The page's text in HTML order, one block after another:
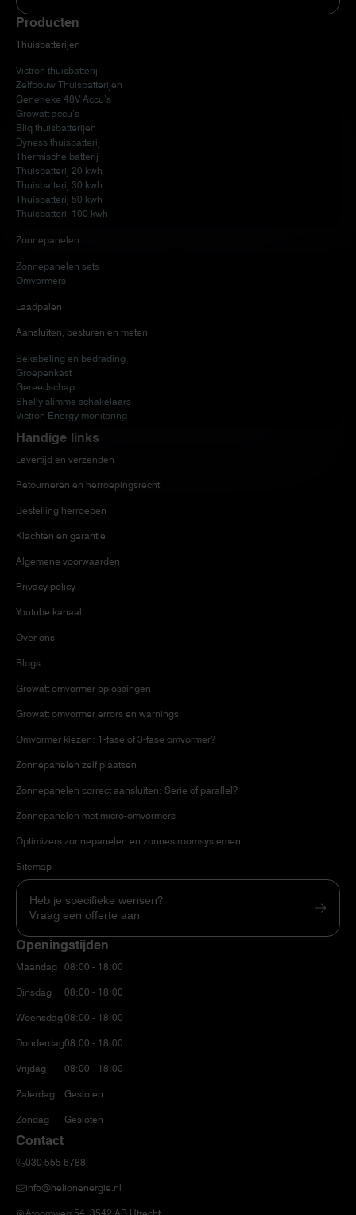
Producten
Thuisbatterijen
Victron thuisbatterij
Zelfbouw Thuisbatterijen
Generieke 48V Accu’s
Growatt accu’s
Bliq thuisbatterijen
Dyness thuisbatterij
Thermische batterij
Thuisbatterij 20 kwh
Thuisbatterij 30 kwh
Thuisbatterij 50 kwh
Thuisbatterij 100 kwh
Zonnepanelen
Zonnepanelen sets
Omvormers
Laadpalen
Aansluiten, besturen en meten
Bekabeling en bedrading
Groepenkast
Gereedschap
Shelly slimme schakelaars
Victron Energy monitoring
Handige links
Levertijd en verzenden
Retourneren en herroepingsrecht
Bestelling herroepen
Klachten en garantie
Algemene voorwaarden
Privacy policy
Youtube kanaal
Over ons
Blogs
Growatt omvormer oplossingen
Growatt omvormer errors en warnings
Omvormer kiezen: 1-fase of 3-fase omvormer?
Zonnepanelen zelf plaatsen
Zonnepanelen correct aansluiten: Serie of parallel?
Zonnepanelen met micro-omvormers
Optimizers zonnepanelen en zonnestroomsystemen
Sitemap
Heb je specifieke wensen?
Vraag een offerte aan
Openingstijden
Maandag
Dinsdag
Woensdag
Donderdag
Vrijdag
Zaterdag
Zondag
08:00 - 18:00
08:00 - 18:00
08:00 - 18:00
08:00 - 18:00
08:00 - 18:00
Gesloten
Gesloten
Contact
030 555 6788
info@helionenergie.nl